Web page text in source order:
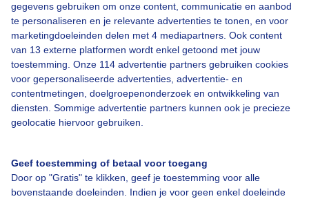
gegevens gebruiken om onze content, communicatie en aanbod
te personaliseren en je relevante advertenties te tonen, en voor
marketingdoeleinden delen met 4 mediapartners. Ook content
van 13 externe platformen wordt enkel getoond met jouw
toestemming. Onze 114 advertentie partners gebruiken cookies
voor gepersonaliseerde advertenties, advertentie- en
contentmetingen, doelgroepenonderzoek en ontwikkeling van
diensten. Sommige advertentie partners kunnen ook je precieze
geolocatie hiervoor gebruiken.
Geef toestemming of betaal voor toegang
Door op "Gratis" te klikken, geef je toestemming voor alle
bovenstaande doeleinden. Indien je voor geen enkel doeleinde
Over Buienradar
Bedrijfsgegevens
Veelgestelde vragen
Toegankelijkheid
Gebruikersvoorwaarden